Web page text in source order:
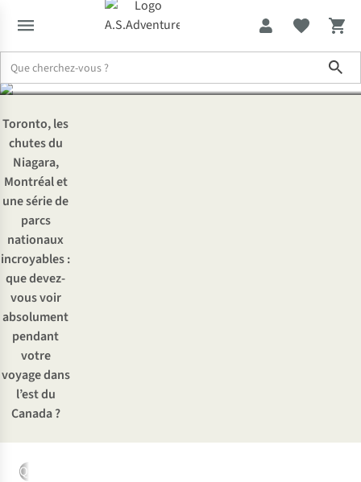
Canada
Toronto, les
chutes du
Niagara,
Montréal et
une série de
parcs
nationaux
incroyables :
que devez-
vous voir
absolument
pendant
votre
voyage dans
l’est du
Canada ?
Québec